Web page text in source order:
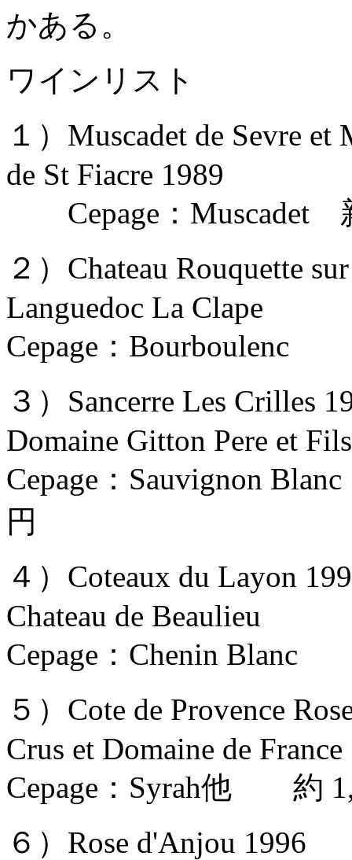
かある。
ワインリスト
１）Muscadet de Sevre
de St Fiacre 1989
Cepage：
２）Chateau Rouquette
Languedoc La Clape
Cepage：Bourboulenc
３）Sancerre Les Crilles
Domaine Gitton Pere et Fils
Cepage：Sauvignon
円
４）Coteaux du Layon
Chateau de Beaulieu
Cepage：Chenin
５）Cote de Provence
Crus et Domaine de France
Cepage：Syrah他 約
６）Rose d'Anjou 1996